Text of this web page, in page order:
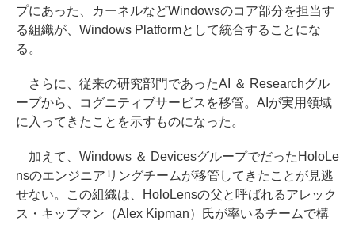
プにあった、カーネルなどWindowsのコア部分を担当す
る組織が、Windows Platformとして統合することにな
る。
さらに、従来の研究部門であったAI ＆ Researchグル
ープから、コグニティブサービスを移管。AIが実用領域
に入ってきたことを示すものになった。
加えて、Windows ＆ DevicesグループでだったHoloLe
nsのエンジニアリングチームが移管してきたことが見逃
せない。この組織は、HoloLensの父と呼ばれるアレック
ス・キップマン（Alex Kipman）氏が率いるチームで構